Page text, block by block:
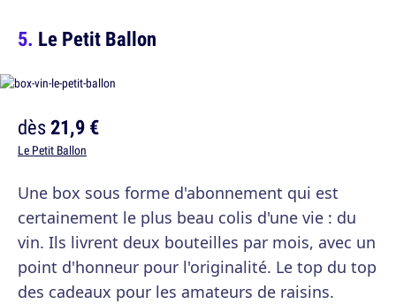
Le Petit Ballon
dès21,9 €
Le Petit Ballon
Une box sous forme d'abonnement qui est
certainement le plus beau colis d'une vie : du
vin. Ils livrent deux bouteilles par mois, avec un
point d'honneur pour l'originalité. Le top du top
des cadeaux pour les amateurs de raisins.